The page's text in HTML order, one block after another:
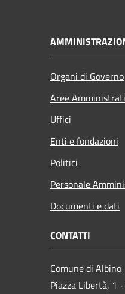
Organi di Governo
Aree
Uffici
Enti e fondazioni
Politici
Personale
Documenti e dati
CONTATTI
Comune di Albino
Piazza Libertà, 1